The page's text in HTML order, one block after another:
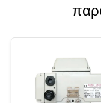
文